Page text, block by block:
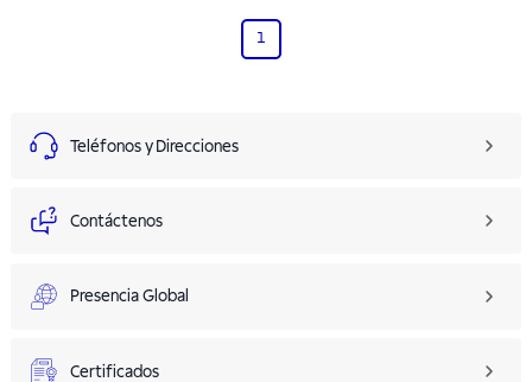
1
Teléfonos y Direcciones
Contáctenos
Presencia Global
Certificados